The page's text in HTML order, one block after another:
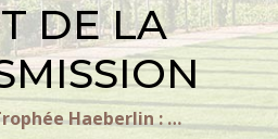
DE LA
Trophée Haeberlin : le goût de la transmission